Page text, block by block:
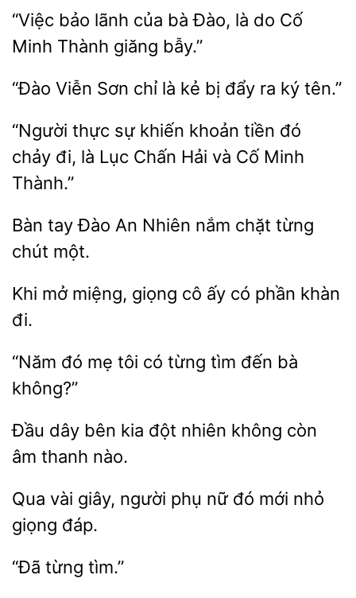
“Việc lãnh bà
là do Cố
Minh Thành giăng bẫy.”
“Đào Viễn Sơn chỉ là kẻ đẩy tên.”
“Người thực sự khiến
tiền
chảy đi, là Lục Chấn Hải và Cố
Thành.”
Bàn tay An
nắm chặt từng
chút
Khi mở miệng, cô
có phần
đi.
đó mẹ tôi có tìm
bà
không?”
Đầu dây bên đột nhiên
còn
âm
nào.
Qua vài người phụ
đó mới nhỏ
giọng